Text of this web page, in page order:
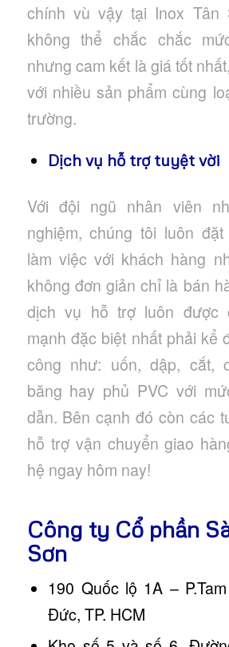
chính vù vậy tại Inox Tân
không thể chắc chắc
nhưng cam kết là giá tốt
với nhiều sản phẩm cùng
trường.
Dịch vụ hỗ trợ tuyệt vời
Với đội ngũ nhân viên
nghiệm, chúng tôi luôn
làm việc với khách hàng
không đơn giản chỉ là bán
dịch vụ hỗ trợ luôn được
mạnh đặc biệt nhất phải kể
công như: uốn, dập, cắt,
băng hay phủ PVC với
dẫn. Bên cạnh đó còn các
hỗ trợ vận chuyển giao
hệ ngay hôm nay!
Công ty Cổ phần
Sơn
190 Quốc lộ 1A –
Đức, TP. HCM